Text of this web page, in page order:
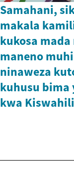
Samahani,
makala
kukosa
maneno
ninaweza
kuhusu bima
kwa